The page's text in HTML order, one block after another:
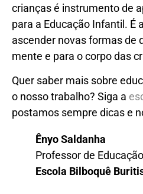
crianças é instrumento de
para a Educação Infantil. É
ascender novas formas de
mente e para o corpo das
Quer saber mais sobre
o nosso trabalho? Siga a
postamos sempre dicas e
Ênyo Saldanha
Professor de
Escola Bilboquê